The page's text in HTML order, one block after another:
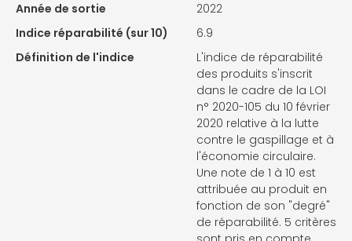
Année de sortie
2022
Indice réparabilité (sur 10)
6.9
Définition de l'indice
L'indice de réparabilité
des produits s'inscrit
dans le cadre de la LOI
n° 2020-105 du 10 février
2020 relative à la lutte
contre le gaspillage et à
l'économie circulaire.
Une note de 1 à 10 est
attribuée au produit en
fonction de son "degré"
de réparabilité. 5 critères